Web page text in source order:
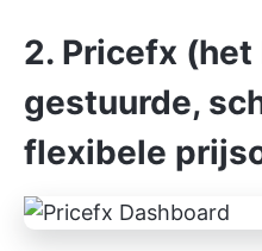
2. Pricefx
gestuurde,
flexibele